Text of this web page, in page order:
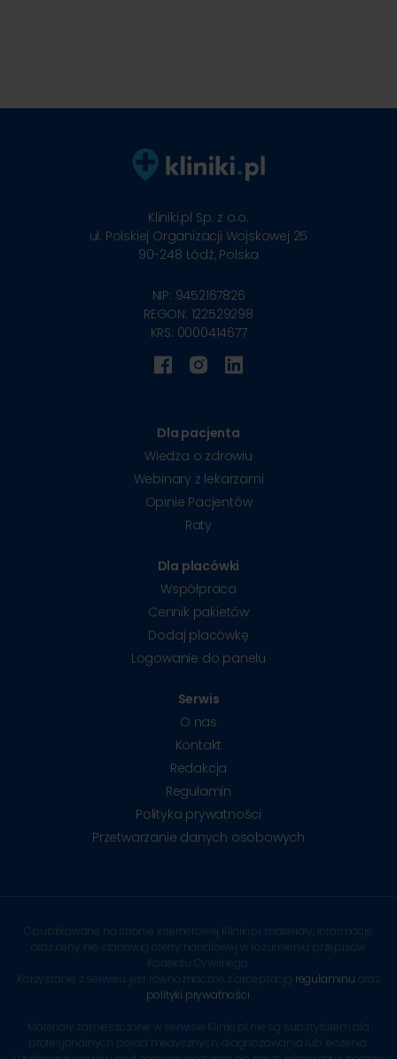
Kliniki.pl Sp. z o.o.
ul. Polskiej Organizacji Wojskowej 25
90-248 Łódź, Polska
NIP: 9452167826
REGON: 122529298
KRS: 0000414677
Dla pacjenta
Wiedza o zdrowiu
Webinary z lekarzami
Opinie Pacjentów
Raty
Dla placówki
Współpraca
Cennik pakietów
Dodaj placówkę
Logowanie do panelu
Serwis
O nas
Kontakt
Redakcja
Regulamin
Polityka prywatności
Przetwarzanie danych osobowych
Opublikowane na stronie internetowej Kliniki.pl materiały, informacje
oraz ceny nie stanowią oferty handlowej w rozumieniu przepisów
Kodeksu Cywilnego.
Korzystanie z serwisu jest równoznaczne z akceptacją regulaminu oraz
polityki prywatności
Materiały zamieszczone w serwisie Kliniki.pl nie są substytutem dla
profesjonalnych porad medycznych, diagnozowania lub leczenia.